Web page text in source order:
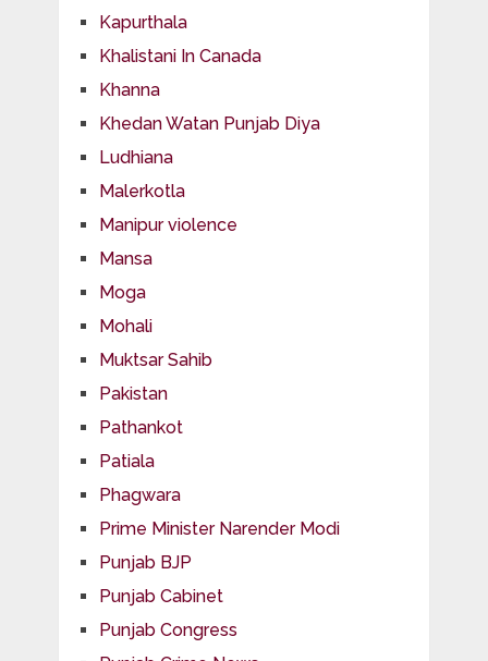
Kapurthala
Khalistani In Canada
Khanna
Khedan Watan Punjab Diya
Ludhiana
Malerkotla
Manipur violence
Mansa
Moga
Mohali
Muktsar Sahib
Pakistan
Pathankot
Patiala
Phagwara
Prime Minister Narender Modi
Punjab BJP
Punjab Cabinet
Punjab Congress